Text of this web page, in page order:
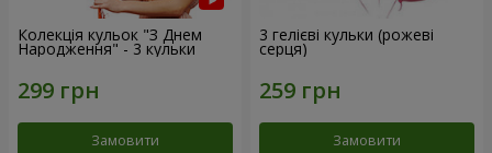
Колекція кульок "З Днем
Народження" - 3 кульки
Замовити
3 гелієві кульки (рожеві
серця)
Замовити